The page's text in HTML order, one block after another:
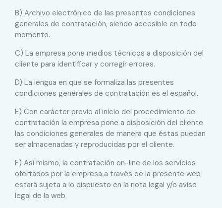
B) Archivo electrónico de las presentes condiciones
generales de contratación, siendo accesible en todo
momento.
C) La empresa pone medios técnicos a disposición del
cliente para identificar y corregir errores.
D) La lengua en que se formaliza las presentes
condiciones generales de contratación es el español.
E) Con carácter previo al inicio del procedimiento de
contratación la empresa pone a disposición del cliente
las condiciones generales de manera que éstas puedan
ser almacenadas y reproducidas por el cliente.
F) Así mismo, la contratación on-line de los servicios
ofertados por la empresa a través de la presente web
estará sujeta a lo dispuesto en la nota legal y/o aviso
legal de la web.